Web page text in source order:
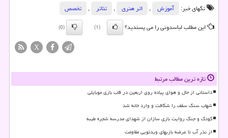
تگهای خبر:
آموزش , اثر هنری , تئاتر ,
تخصص
این مطلب لباسدونی را می پسندید؟
(1)
(0)
X
تازه ترین مطالب مرتبط
داستانی از حال و هوای پیاده روی اربعین در قاب بازی موبایلی
شهاب سنگ سقف را شکافت و وارد خانه شد
کودک و جنگ روایت بازی سازان از شهدای مدرسه شجره طیبه
از نذر آب تا عرضه بازیهای ویدئویی مقاومت